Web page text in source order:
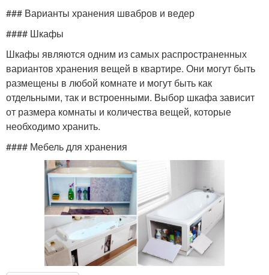
### Варианты хранения швабров и ведер
#### Шкафы
Шкафы являются одним из самых распространенных
вариантов хранения вещей в квартире. Они могут быть
размещены в любой комнате и могут быть как
отдельными, так и встроенными. Выбор шкафа зависит
от размера комнаты и количества вещей, которые
необходимо хранить.
#### Мебель для хранения